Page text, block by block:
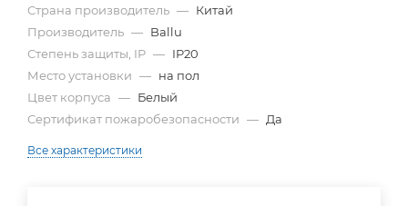
Страна производитель — Китай
Производитель — Ballu
Степень защиты, IP — IP20
Место установки — на пол
Цвет корпуса — Белый
Сертификат пожаробезопасности — Да
Все характеристики